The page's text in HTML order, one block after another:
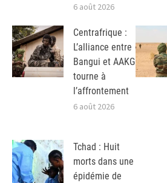
6 août 2026
Centrafrique :
L’alliance entre
Bangui et AAKG
tourne à
l’affrontement
6 août 2026
Tchad : Huit
morts dans une
épidémie de